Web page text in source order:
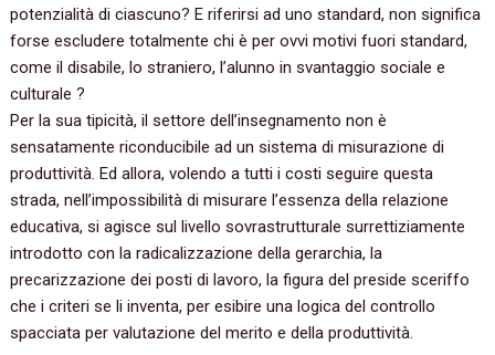
potenzialità di ciascuno? E riferirsi ad uno standard, non significa
forse escludere totalmente chi è per ovvi motivi fuori standard,
come il disabile, lo straniero, l’alunno in svantaggio sociale e
culturale ?
Per la sua tipicità, il settore dell’insegnamento non è
sensatamente riconducibile ad un sistema di misurazione di
produttività. Ed allora, volendo a tutti i costi seguire questa
strada, nell’impossibilità di misurare l’essenza della relazione
educativa, si agisce sul livello sovrastrutturale surrettiziamente
introdotto con la radicalizzazione della gerarchia, la
precarizzazione dei posti di lavoro, la figura del preside sceriffo
che i criteri se li inventa, per esibire una logica del controllo
spacciata per valutazione del merito e della produttività.